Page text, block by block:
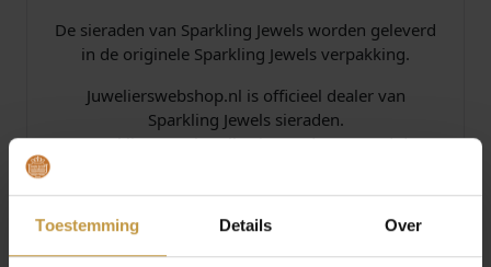
Toestemming Details Over
De sieraden van Sparkling Jewels worden geleverd
in de originele Sparkling Jewels verpakking.
Juwelierswebshop.nl is officieel dealer van
Sparkling Jewels sieraden.
De Sparkling Jewels collectie wordt verzorgd door